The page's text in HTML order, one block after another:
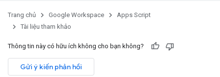
Trang chủ Google Workspace
Apps Script
Tài liệu tham khảo
Thông tin này có hữu ích không cho bạn không?
Gửi ý kiến phản hồi